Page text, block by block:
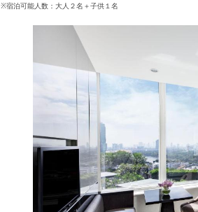
※宿泊可能人数：大人２名＋子供１名